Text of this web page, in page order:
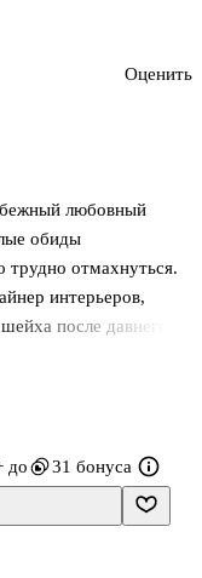
любовный
обиды
трудно отмахнуться.
интерьеров,
после давнего и
чувства, но и
и память о
и
Оценить
до 31 бонуса